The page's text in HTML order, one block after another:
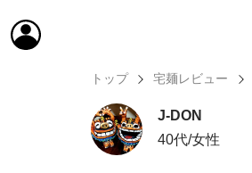
トップ 宅麺レビュー
J-DON
40代/女性